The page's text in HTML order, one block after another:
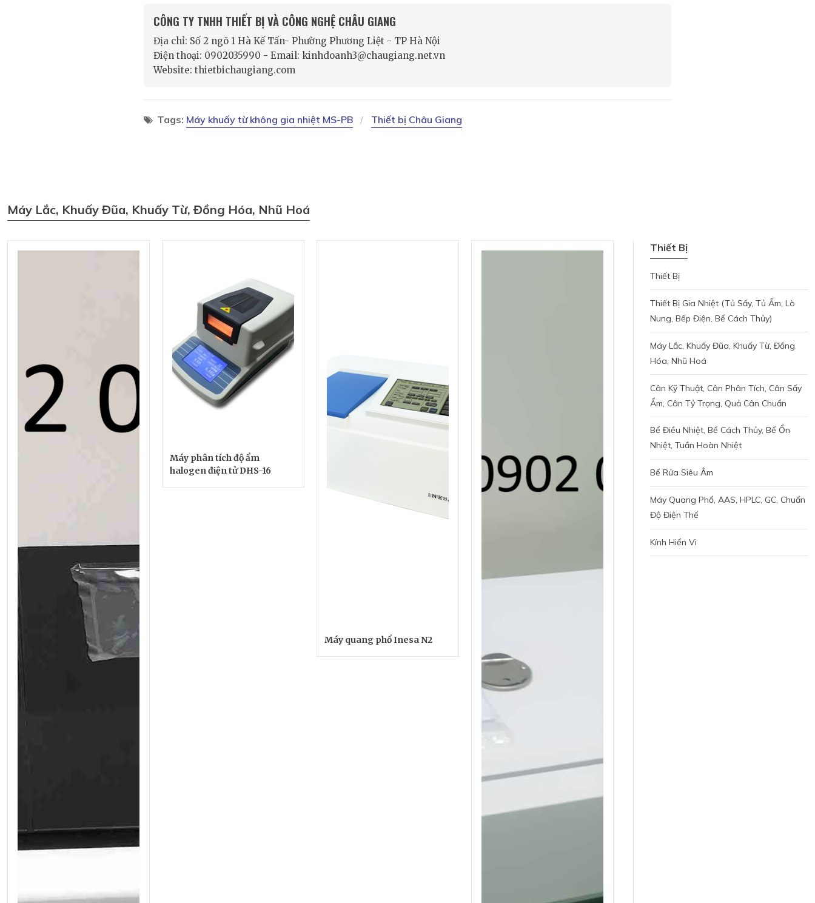
CÔNG TY TNHH THIẾT BỊ VÀ CÔNG NGHỆ CHÂU GIANG
Địa chỉ: Số 2 ngõ 1 Hà Kế Tấn- Phường Phương Liệt - TP Hà Nội
Điện thoại: 0902035990 - Email: kinhdoanh3@chaugiang.net.vn
Website: thietbichaugiang.com
Tags: Máy khuấy từ không gia nhiệt MS-PB Thiết bị Châu Giang
Máy Lắc, Khuấy Đũa, Khuấy Từ, Đồng Hóa, Nhũ Hoá
Máy phân tích độ ẩm
halogen điện tử DHS-16
Máy quang phổ Inesa N2
Thiết Bị
Thiết Bị
Thiết Bị Gia Nhiệt (tủ Sấy, Tủ Ấm, Lò
Nung, Bếp Điện, Bể Cách Thủy)
Máy Lắc, Khuấy Đũa, Khuấy Từ, Đồng
Hóa, Nhũ Hoá
Cân Kỹ Thuật, Cân Phân Tích, Cân Sấy
Ẩm, Cân Tỷ Trọng, Quả Cân Chuẩn
Bể Điều Nhiệt, Bể Cách Thủy, Bể Ổn
Nhiệt, Tuần Hoàn Nhiệt
Bể Rửa Siêu Âm
Máy Quang Phổ, AAS, HPLC, GC, Chuẩn
Độ Điện Thế
Kính Hiển Vi